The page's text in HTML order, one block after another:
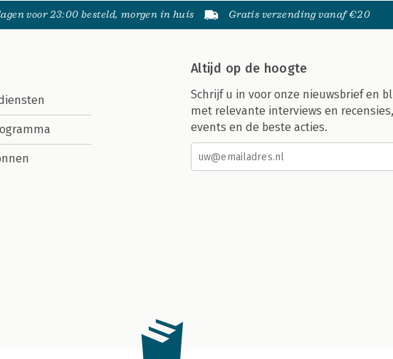
voor 23:00 besteld, morgen in huis Gratis verzending vanaf €20
Altijd op de hoogte
Schrijf u in voor onze nieuwsbrief en
met relevante interviews en
events en de beste acties.